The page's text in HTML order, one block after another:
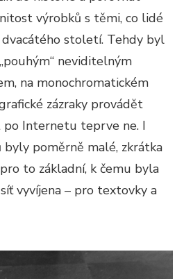
výrobků s těmi, co lidé
dvacátého století. Tehdy byl
neviditelným
na monochromatickém
zázraky provádět
po Internetu teprve ne. I
poměrně malé, zkrátka
to základní, k čemu byla
vyvíjena – pro textovky a